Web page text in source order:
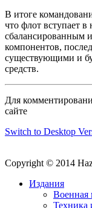
В итоге
что флот вступает
сбалансированным
компонентов,
существующими и
средств.
Для
сайте
Switch to Desktop
Copyright © 2014
Издания
Военная
Техника